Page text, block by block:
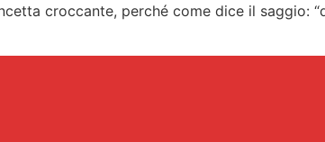
croccante, perché come dice il saggio: